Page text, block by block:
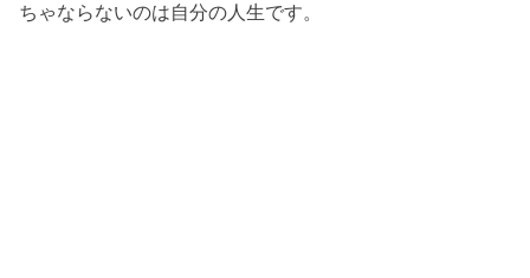
ちゃならないのは自分の人生です。